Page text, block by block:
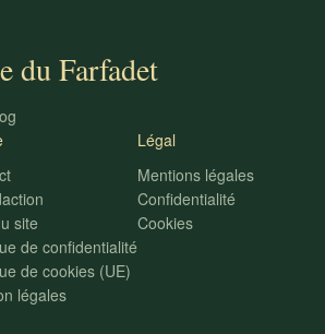
du Farfadet
site
de confidentialité
de cookies (UE)
légales
Légal
Mentions légales
Confidentialité
Cookies